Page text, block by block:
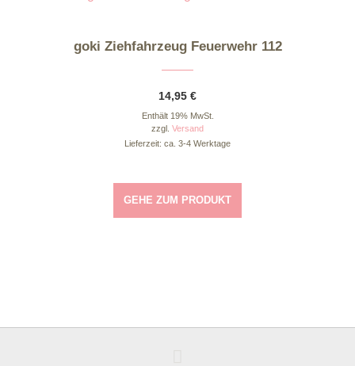
goki Ziehfahrzeug Feuerwehr 112
14,95 €
Enthält 19% MwSt.
zzgl. Versand
Lieferzeit: ca. 3-4 Werktage
GEHE ZUM PRODUKT